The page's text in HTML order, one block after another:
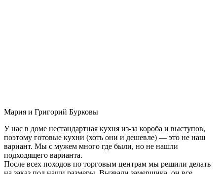
Мария и Григорий Бурковы
У нас в доме нестандартная кухня из-за короба и выступов,
поэтому готовые кухни (хоть они и дешевле) — это не наш
вариант. Мы с мужем много где были, но не нашли
подходящего варианта.
После всех походов по торговым центрам мы решили делать